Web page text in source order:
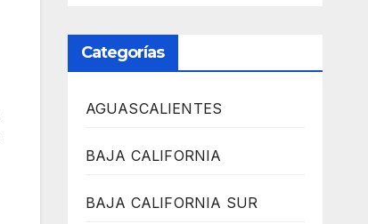
Categorías
AGUASCALIENTES
BAJA CALIFORNIA
BAJA CALIFORNIA SUR